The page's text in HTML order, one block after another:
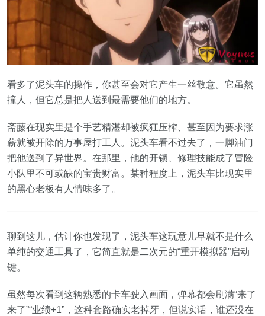
看多了泥头车的操作，你甚至会对它产生一丝敬意。它虽然
撞人，但它总是把人送到最需要他们的地方。
斋藤在现实里是个手艺精湛却被疯狂压榨、甚至因为要求涨
薪就被开除的万事屋打工人。泥头车看不过去了，一脚油门
把他送到了异世界。在那里，他的开锁、修理技能成了冒险
小队里不可或缺的宝贵财富。某种程度上，泥头车比现实里
的黑心老板有人情味多了。
聊到这儿，估计你也发现了，泥头车这玩意儿早就不是什么
单纯的交通工具了，它简直就是二次元的“重开模拟器”启动
键。
虽然每次看到这辆熟悉的卡车驶入画面，弹幕都会刷满“来了
来了”“业绩+1”，这种套路确实老掉牙，但说实话，谁还没在